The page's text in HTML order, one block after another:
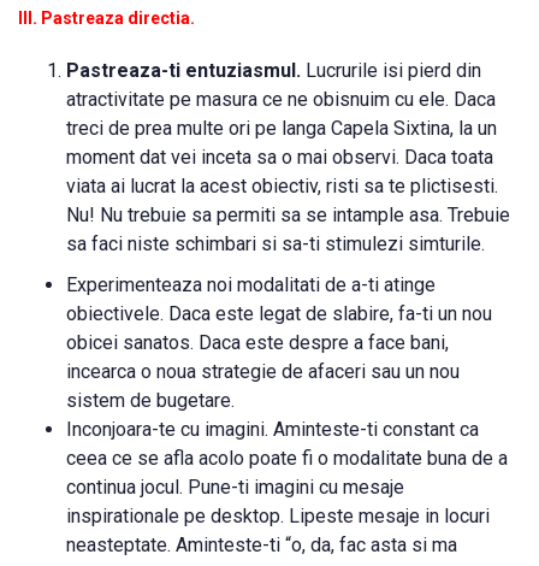
III. Pastreaza directia.
Pastreaza-ti entuziasmul. Lucrurile isi pierd din
atractivitate pe masura ce ne obisnuim cu ele. Daca
treci de prea multe ori pe langa Capela Sixtina, la un
moment dat vei inceta sa o mai observi. Daca toata
viata ai lucrat la acest obiectiv, risti sa te plictisesti.
Nu! Nu trebuie sa permiti sa se intample asa. Trebuie
sa faci niste schimbari si sa-ti stimulezi simturile.
Experimenteaza noi modalitati de a-ti atinge
obiectivele. Daca este legat de slabire, fa-ti un nou
obicei sanatos. Daca este despre a face bani,
incearca o noua strategie de afaceri sau un nou
sistem de bugetare.
Inconjoara-te cu imagini. Aminteste-ti constant ca
ceea ce se afla acolo poate fi o modalitate buna de a
continua jocul. Pune-ti imagini cu mesaje
inspirationale pe desktop. Lipeste mesaje in locuri
neasteptate. Aminteste-ti “o, da, fac asta si ma